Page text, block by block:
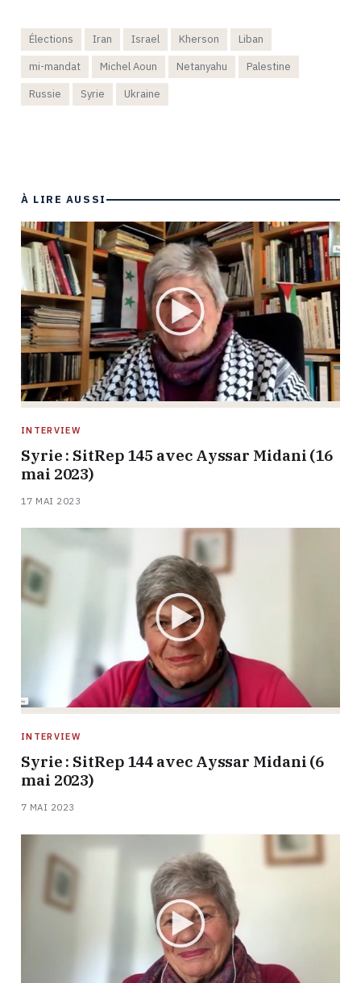
Élections Iran Israel Kherson
Liban
mi-mandat
Michel Aoun Netanyahu
Palestine
Russie
Syrie Ukraine
À LIRE AUSSI
INTERVIEW
Syrie : SitRep 145 avec Ayssar Midani (16
mai 2023)
17 MAI 2023
INTERVIEW
Syrie : SitRep 144 avec Ayssar Midani (6
mai 2023)
7 MAI 2023